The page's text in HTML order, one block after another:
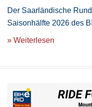
Der Saarländische
Saisonhälfte 2026 des
» Weiterlesen